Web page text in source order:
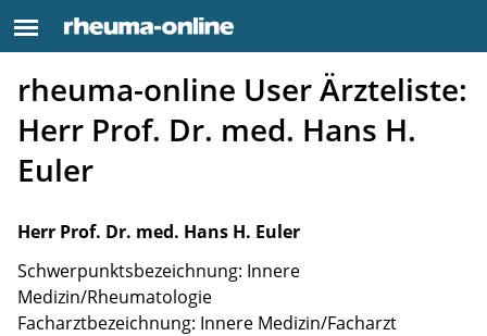
rheuma-online User Ärzteliste:
Herr Prof. Dr. med. Hans H.
Euler
Herr Prof. Dr. med. Hans H. Euler
Schwerpunktsbezeichnung: Innere
Medizin/Rheumatologie
Facharztbezeichnung: Innere Medizin/Facharzt